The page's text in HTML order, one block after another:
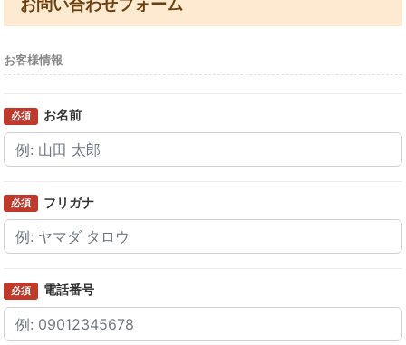
お問い合わせフォーム
お客様情報
必須 お名前
必須 フリガナ
必須 電話番号